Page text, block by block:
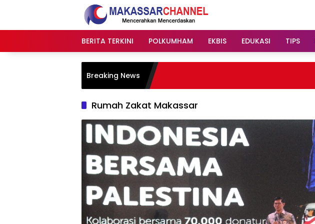
BERITA TERKINI POLKUMHAM EKBIS EDUKASI TIPS
Breaking News
Rumah Zakat Makassar